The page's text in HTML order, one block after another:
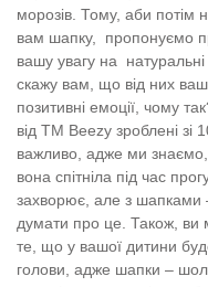
морозів. Тому, аби потім
вам шапку, пропонуємо
вашу увагу на
скажу вам, що від них
позитивні емоції, чому
від TM Beezy зроблені
важливо, адже ми
вона спітніла під час
захворює, але з шапками
думати про це. Також, ви
те, що у вашої дитини
голови, адже шапки –